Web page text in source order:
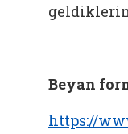
Beyan
https://